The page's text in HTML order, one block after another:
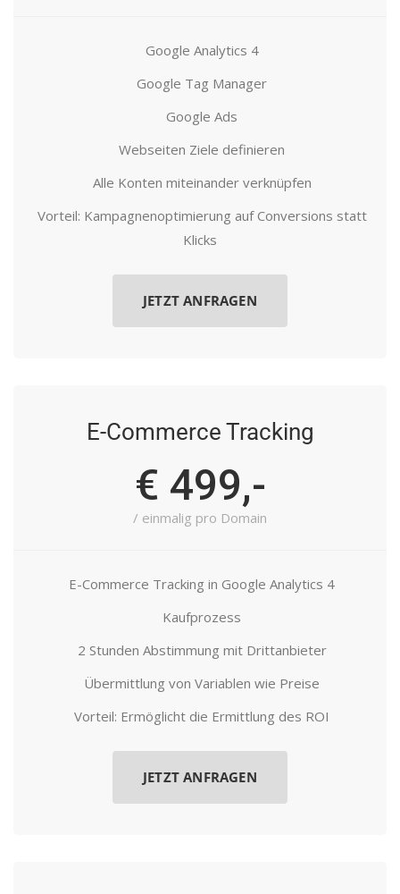
Google Analytics 4
Google Tag Manager
Google Ads
Webseiten Ziele definieren
Alle Konten miteinander verknüpfen
Vorteil: Kampagnenoptimierung auf Conversions statt
Klicks
JETZT ANFRAGEN
E-Commerce Tracking
€ 499,-
/ einmalig pro Domain
E-Commerce Tracking in Google Analytics 4
Kaufprozess
2 Stunden Abstimmung mit Drittanbieter
Übermittlung von Variablen wie Preise
Vorteil: Ermöglicht die Ermittlung des ROI
JETZT ANFRAGEN